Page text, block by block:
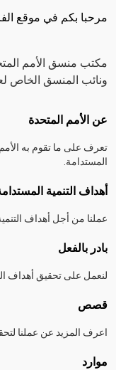
مرحبا بكم في موقع
مكتب منسق الأمم
ونائب المنسق الخاص
Footer menu
عن الأمم المتحدة
تعرف على ما تقوم به
المستدامة.
أهداف التنمية
عملنا من أجل أهداف
بادر بالفعل
لنعمل على تحقيق أهداف
قصص
اعرف المزيد عن عملنا
موارد